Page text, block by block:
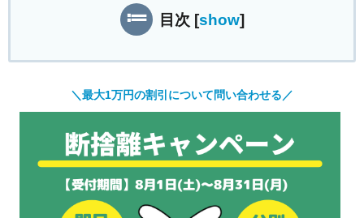
目次 [show]
＼最大1万円の割引について問い合わせる／